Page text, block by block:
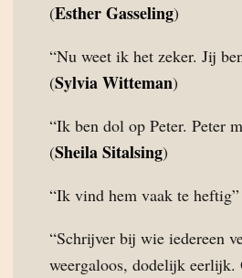
(Esther Gasseling)
“Nu weet ik het zeker. Jij
(Sylvia Witteman)
“Ik ben dol op Peter. Peter
(Sheila Sitalsing)
“Ik vind hem vaak te
“Schrijver bij wie iedereen
weergaloos, dodelijk